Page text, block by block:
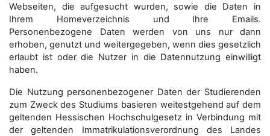
Webseiten, die aufgesucht wurden, sowie die Daten in
Ihrem Homeverzeichnis und Ihre Emails.
Personenbezogene Daten werden von uns nur dann
erhoben, genutzt und weitergegeben, wenn dies gesetzlich
erlaubt ist oder die Nutzer in die Datennutzung einwilligt
haben.
Die Nutzung personenbezogener Daten der Studierenden
zum Zweck des Studiums basieren weitestgehend auf dem
geltenden Hessischen Hochschulgesetz in Verbindung mit
der geltenden Immatrikulationsverordnung des Landes